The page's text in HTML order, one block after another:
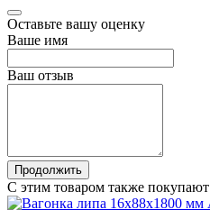
Оставьте вашу оценку
Ваше имя
Ваш отзыв
Продолжить
С этим товаром также покупают